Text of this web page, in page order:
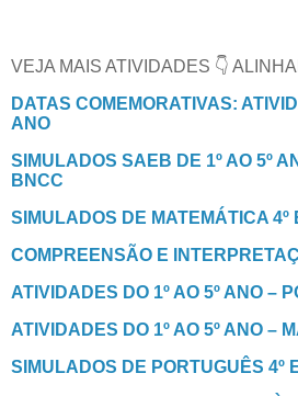
VEJA MAIS ATIVIDADES 👇
DATAS COMEMORATIVAS:
ANO
SIMULADOS SAEB DE 1º AO 5º
BNCC
SIMULADOS DE MATEMÁTICA 4º
COMPREENSÃO E
ATIVIDADES DO 1º AO 5º ANO –
ATIVIDADES DO 1º AO 5º ANO –
SIMULADOS DE PORTUGUÊS 4º